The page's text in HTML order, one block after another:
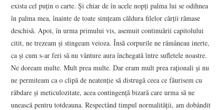
exista cel puţin o carte. Şi chiar de în acele nopţi palma lui se odihnea
în palma mea, înainte de toate simţeam căldura filelor cărţii rămase
deschisă. Apoi, în urma primului vis, asemuit continuării capitolului
citit, ne trezeam şi stingeam veioza. Însă corpurile ne rămâneau inerte,
ca şi cum s-ar feri să nu vânture aura închegată între sufletele noastre.
Ne doream multe. Mult prea multe. Dar eram mult prea raţionali şi nu
ne permiteam ca o clipă de neatenţie să distrugă ceea ce făurisem cu
răbdare şi meticulozitate, acea contingenţă bizară care urma să ne
unească pentru totdeauna. Respectând timpul normalităţii, am dobândit